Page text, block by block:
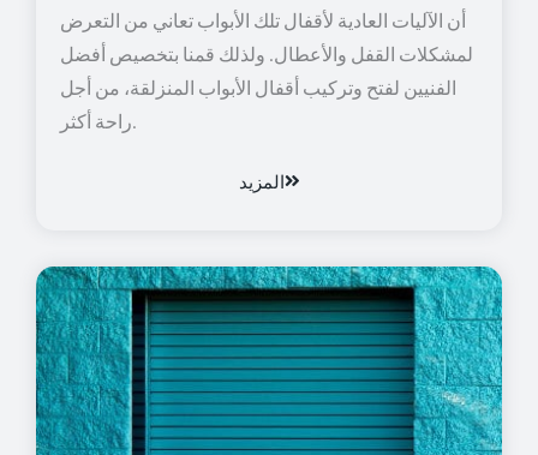
أن الآليات العادية لأقفال تلك الأبواب تعاني من التعرض
لمشكلات القفل والأعطال. ولذلك قمنا بتخصيص أفضل
الفنيين لفتح وتركيب أقفال الأبواب المنزلقة، من أجل
راحة أكثر.
المزيد